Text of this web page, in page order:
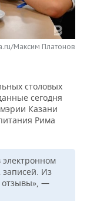
Максим Платонов
столовых
сегодня
Казани
Рима
электронном
записей. Из
отзывы», —